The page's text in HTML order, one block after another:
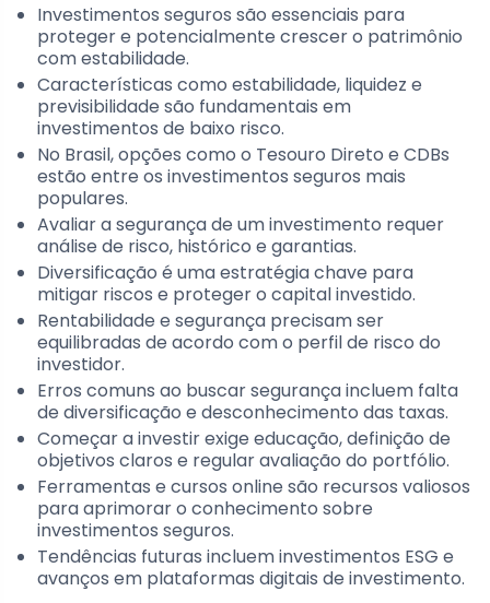
Investimentos seguros são essenciais para
proteger e potencialmente crescer o patrimônio
com estabilidade.
Características como estabilidade, liquidez e
previsibilidade são fundamentais em
investimentos de baixo risco.
No Brasil, opções como o Tesouro Direto e CDBs
estão entre os investimentos seguros mais
populares.
Avaliar a segurança de um investimento requer
análise de risco, histórico e garantias.
Diversificação é uma estratégia chave para
mitigar riscos e proteger o capital investido.
Rentabilidade e segurança precisam ser
equilibradas de acordo com o perfil de risco do
investidor.
Erros comuns ao buscar segurança incluem falta
de diversificação e desconhecimento das taxas.
Começar a investir exige educação, definição de
objetivos claros e regular avaliação do portfólio.
Ferramentas e cursos online são recursos valiosos
para aprimorar o conhecimento sobre
investimentos seguros.
Tendências futuras incluem investimentos ESG e
avanços em plataformas digitais de investimento.